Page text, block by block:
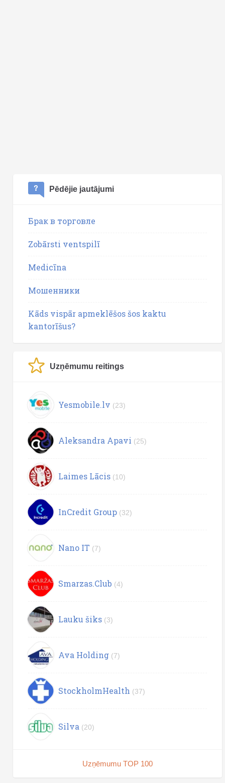
Pēdējie jautājumi
Брак в торговле
Zobārsti ventspilī
Medicīna
Мошенники
Kāds vispār apmeklēšos šos kaktu
kantorīšus?
Uzņēmumu reitings
Yesmobile.lv (23)
Aleksandra Apavi (25)
Laimes Lācis (10)
InCredit Group (32)
Nano IT (7)
Smarzas.Club (4)
Lauku šiks (3)
Ava Holding (7)
StockholmHealth (37)
Silva (20)
Uzņēmumu TOP 100